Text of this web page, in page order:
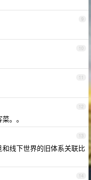
9
10
11
12
。。
13
线下世界的旧体系关联比
14